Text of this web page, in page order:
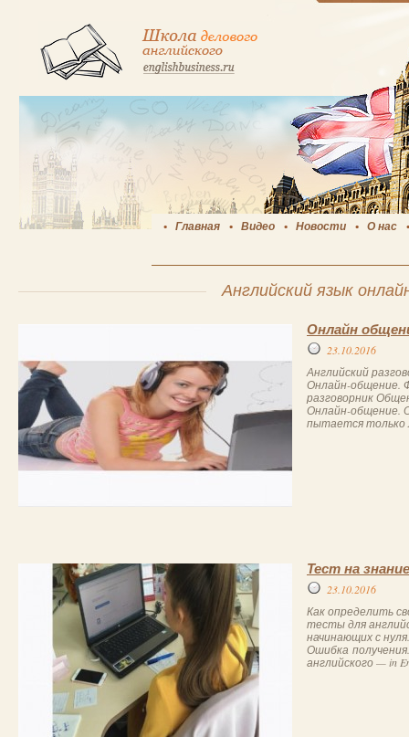
Главная Видео Новости О нас
Английский язык
Онлайн
23.10.2016
Английский
Онлайн-общение.
разговорник
Онлайн-общение.
пытается только
Тест на
23.10.2016
Как определить
тесты для
начинающих с
Ошибка
английского — in